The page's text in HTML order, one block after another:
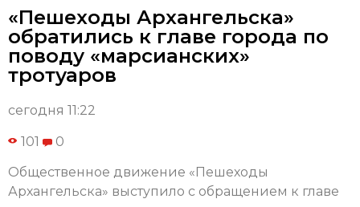
«Пешеходы Архангельска»
обратились к главе города по
поводу «марсианских»
тротуаров
сегодня 11:22
101 0
Общественное движение «Пешеходы
Архангельска» выступило с обращением к главе